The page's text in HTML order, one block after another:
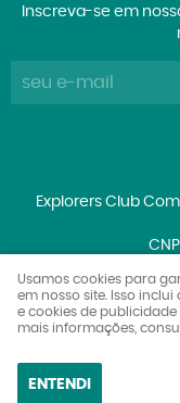
Inscreva-se em
Explorers Club
LOJA VIRTUAL
Usamos cookies para
em nosso site. Isso inclui
e cookies de
mais informações,
ENTENDI